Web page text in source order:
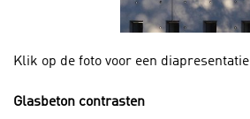
Klik op de foto voor een diapresentatie
Glasbeton contrasten